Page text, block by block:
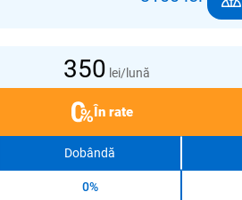
350 lei/lună
În rate
Dobândă
0%